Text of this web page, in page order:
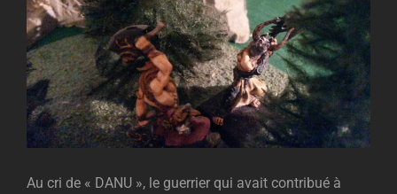
Au cri de « DANU », le guerrier qui avait contribué à